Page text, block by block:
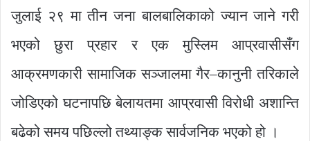
जुलाई २९ मा तीन जना बालबालिकाको ज्यान जाने गरी
भएको छुरा प्रहार र एक मुस्लिम आप्रवासीसँग
आक्रमणकारी सामाजिक सञ्जालमा गैर–कानुनी तरिकाले
जोडिएको घटनापछि बेलायतमा आप्रवासी विरोधी अशान्ति
बढेको समय पछिल्लो तथ्याङ्क सार्वजनिक भएको हो ।